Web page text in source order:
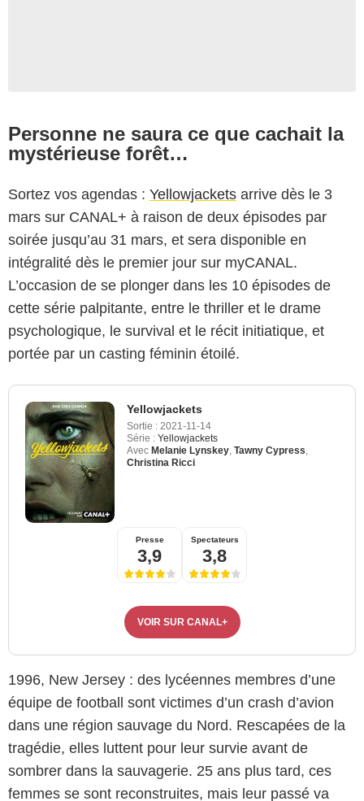
Personne ne saura ce que cachait la
mystérieuse forêt…
Sortez vos agendas : Yellowjackets arrive dès le 3
mars sur CANAL+ à raison de deux épisodes par
soirée jusqu’au 31 mars, et sera disponible en
intégralité dès le premier jour sur myCANAL.
L’occasion de se plonger dans les 10 épisodes de
cette série palpitante, entre le thriller et le drame
psychologique, le survival et le récit initiatique, et
portée par un casting féminin étoilé.
Yellowjackets
Sortie : 2021-11-14
Série : Yellowjackets
Avec Melanie Lynskey Tawny Cypress
Christina Ricci
Presse
3,9
Spectateurs
3,8
VOIR SUR CANAL+
1996, New Jersey : des lycéennes membres d’une
équipe de football sont victimes d’un crash d’avion
dans une région sauvage du Nord. Rescapées de la
tragédie, elles luttent pour leur survie avant de
sombrer dans la sauvagerie. 25 ans plus tard, ces
femmes se sont reconstruites, mais leur passé va